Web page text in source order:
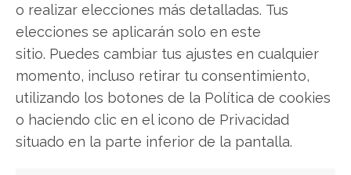
o realizar elecciones más detalladas. Tus
elecciones se aplicarán solo en este
sitio. Puedes cambiar tus ajustes en cualquier
momento, incluso retirar tu consentimiento,
utilizando los botones de la Política de cookies
o haciendo clic en el icono de Privacidad
situado en la parte inferior de la pantalla.
SOBRE EL AUTOR
Laura Fernández Silva
Analista tecnológica enfocada en innovación digital,